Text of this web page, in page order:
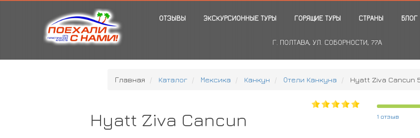
ОТЗЫВЫ ЭКСКУРСИОННЫЕ ТУРЫ ГОРЯЩИЕ ТУРЫ СТРАНЫ БЛОГ
Г. ПОЛТАВА, УЛ. СОБОРНОСТИ, 77А
Главная Каталог Мексика Канкун Отели Канкуна Hyatt Ziva Cancun
Hyatt Ziva Cancun 1 отзыв